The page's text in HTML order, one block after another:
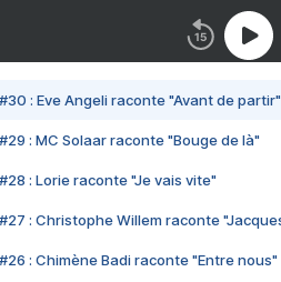
#30 : Eve Angeli raconte "Avant de partir"
#29 : MC Solaar raconte "Bouge de là"
#28 : Lorie raconte "Je vais vite"
#27 : Christophe Willem raconte
#26 : Chimène Badi raconte "Entre nous"